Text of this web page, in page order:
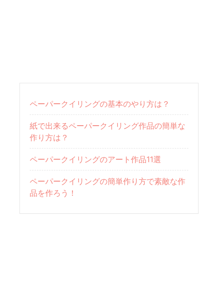
ペーパークイリングの基本のやり方は？
紙で出来るペーパークイリング作品の簡単な
作り方は？
ペーパークイリングのアート作品11選
ペーパークイリングの簡単作り方で素敵な作
品を作ろう！